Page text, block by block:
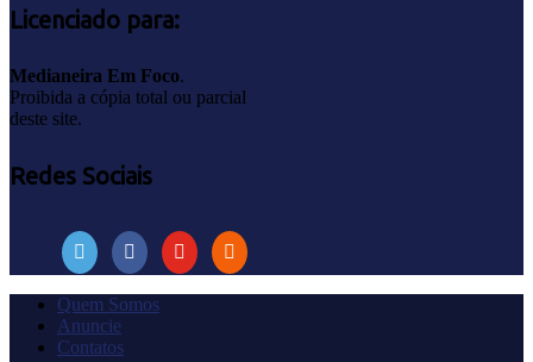
Licenciado para:
Medianeira Em Foco.
Proibida a cópia total ou parcial
deste site.
Redes Sociais
Quem Somos
Anuncie
Contatos